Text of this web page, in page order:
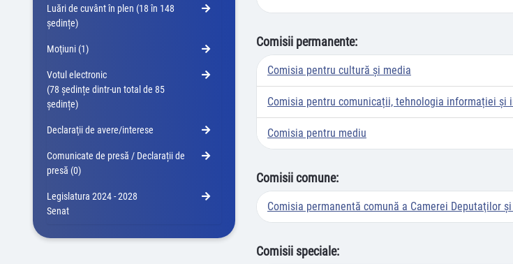
Luări de cuvânt în plen (18 în 148
ședințe)
Moţiuni (1)
Votul electronic
(78 ședințe dintr-un total de 85
ședințe)
Declaraţii de avere/interese
Comunicate de presă / Declarații de
presă (0)
Legislatura 2024 - 2028
Senat
Comisii permanente:
Comisia pentru cultură şi media
Comisia pentru comunicații, tehnologia informației și
Comisia pentru mediu
Comisii comune:
Comisia permanentă comună a Camerei Deputaţilor
Comisii speciale: